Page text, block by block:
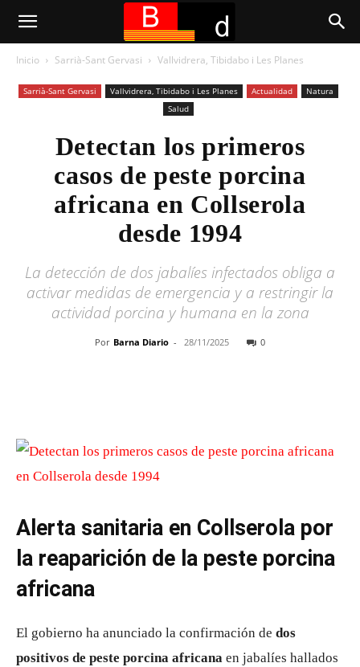
Inicio Sarrià-Sant Gervasi Vallvidrera, Tibidabo i Les Planes
Sarrià-Sant Gervasi Vallvidrera, Tibidabo i Les Planes Actualidad
Natura
Salud
Detectan los primeros
casos de peste porcina
africana en Collserola
desde 1994
La detección de dos jabalíes infectados obliga a
activar medidas de emergencia y a restringir la
actividad porcina y humana en la zona
Por Barna Diario - 28/11/2025 0
Alerta sanitaria en Collserola por
la reaparición de la peste porcina
africana
El gobierno ha anunciado la confirmación de dos
positivos de peste porcina africana en jabalíes hallados